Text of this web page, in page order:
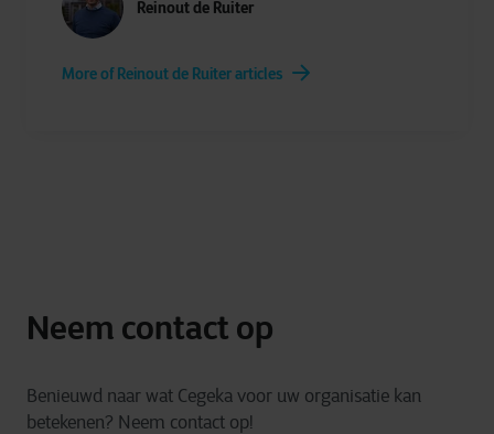
Reinout de Ruiter
More of Reinout de Ruiter articles
Neem contact op
Benieuwd naar wat Cegeka voor uw organisatie kan
betekenen? Neem contact op!